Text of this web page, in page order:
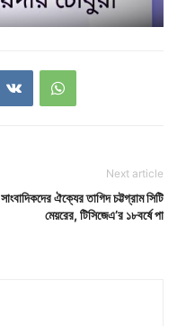
Next article
সাংবাদিকদের ঐক্যের তাগিদ চট্টগ্রাম সিটি
মেয়রের, টিসিজেএ’র ১৮বর্ষে পা